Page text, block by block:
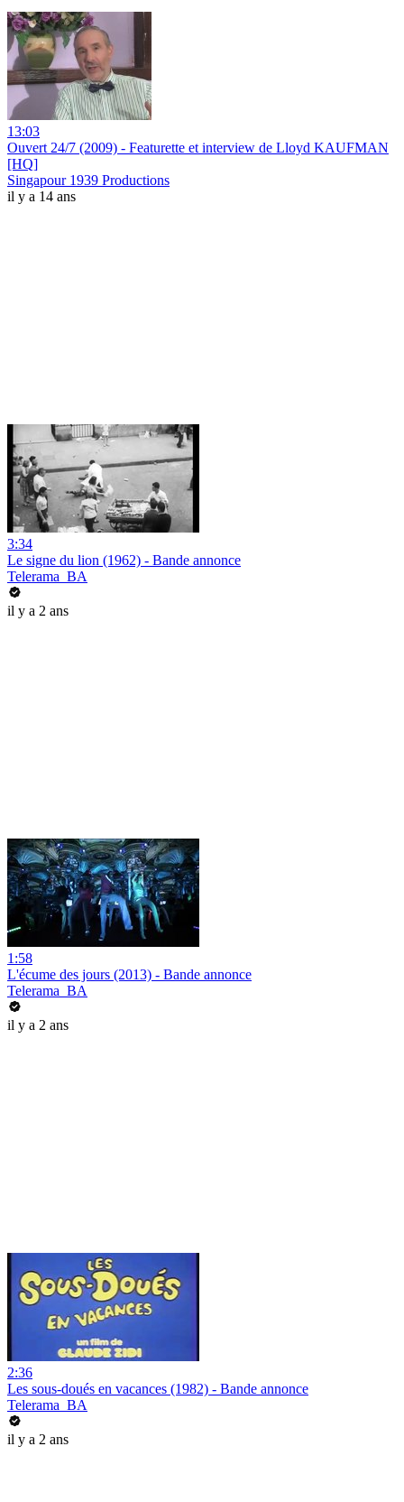
13:03
Ouvert 24/7 (2009) - Featurette et interview de Lloyd KAUFMAN
[HQ]
Singapour 1939 Productions
il y a 14 ans
3:34
Le signe du lion (1962) - Bande annonce
Telerama_BA
il y a 2 ans
1:58
L'écume des jours (2013) - Bande annonce
Telerama_BA
il y a 2 ans
2:36
Les sous-doués en vacances (1982) - Bande annonce
Telerama_BA
il y a 2 ans